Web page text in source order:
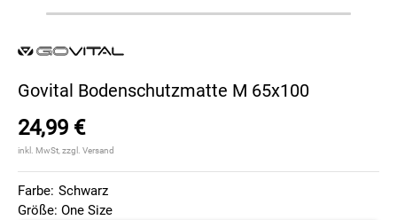
Govital Bodenschutzmatte M 65x100
24,99 €
inkl. MwSt, zzgl. Versand
Farbe: Schwarz
Größe: One Size